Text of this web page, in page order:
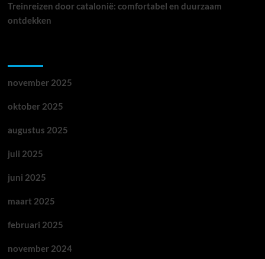
Treinreizen door catalonië: comfortabel en duurzaam
ontdekken
november 2025
oktober 2025
augustus 2025
juli 2025
juni 2025
maart 2025
februari 2025
november 2024